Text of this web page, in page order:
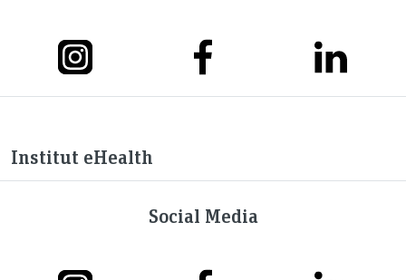
Institut eHealth
Social Media